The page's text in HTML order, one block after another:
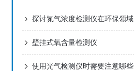
探讨氮气浓度检测仪在环保领
壁挂式氧含量检测仪
使用光气检测仪时需要注意哪些